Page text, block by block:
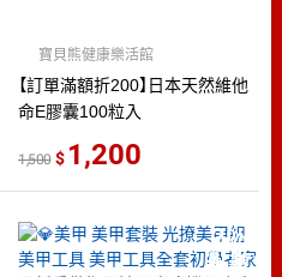
【訂單滿額折200】日本天然維他
命E膠囊100粒入
寶貝熊健康樂活館
1,500 1,200
2％
點數